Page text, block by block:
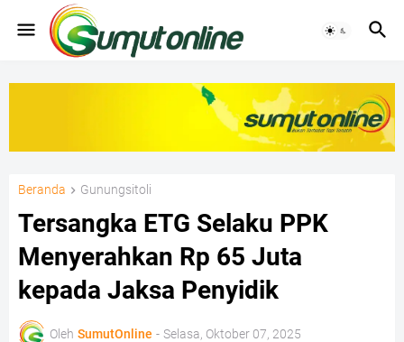
Beranda Gunungsitoli
Tersangka ETG Selaku PPK
Menyerahkan Rp 65 Juta
kepada Jaksa Penyidik
Oleh SumutOnline - Selasa, Oktober 07, 2025